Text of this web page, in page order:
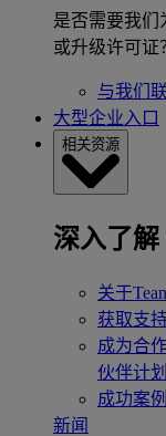
是否需要我们
或升级许可证
与我们
大型企业入口
相关资源
深入了解
关于
获取支
成为合
伙伴计划
成功案例
新闻